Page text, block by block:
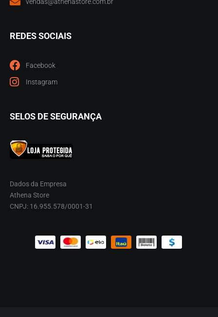
REDES SOCIAIS
Facebook
Instagram
SELOS DE SEGURANÇA
Dados da Empresa
Athena Store
CNPJ: 16.955.578/0001-31